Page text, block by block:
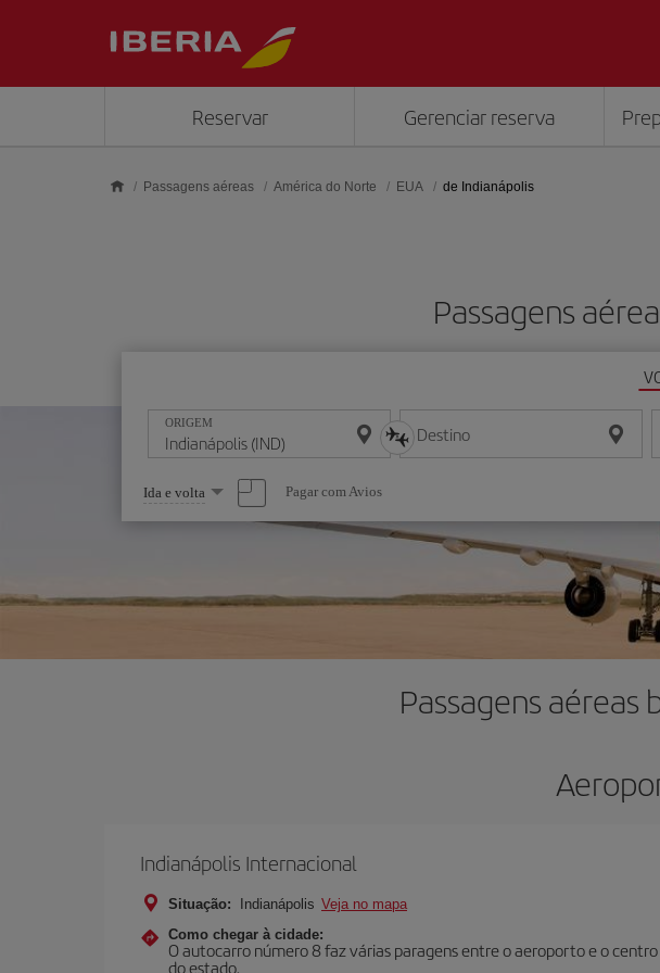
Reservar Gerenciar reserva
Passagens aéreas América do Norte EUA de Indianápolis
Passagens
ORIGEM Destino
Selecione
uma
opção
Ida e volta Pagar com Avios
Passagens
Indianápolis Internacional
Situação: Indianápolis Veja no mapa
Como chegar à cidade:
O autocarro número 8 faz várias paragens entre o aeroporto e o
do estado.